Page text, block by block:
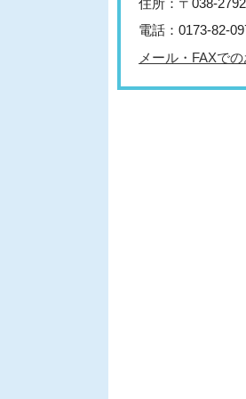
電話：0173-82-
メール・FAXで